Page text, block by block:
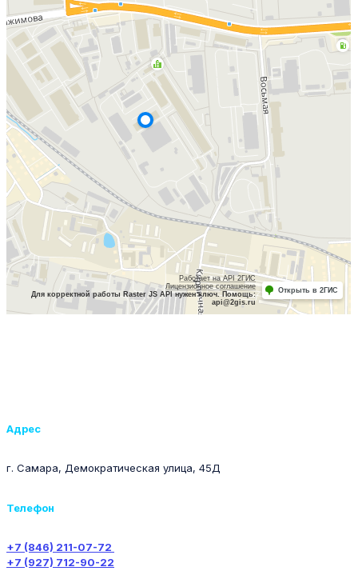
Адрес
г. Самара, Демократическая улица, 45Д
Телефон
+7 (846) 211-07-72
+7 (927) 712-90-22